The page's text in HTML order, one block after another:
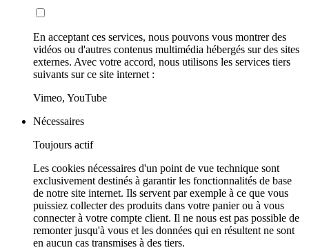
En acceptant ces services, nous pouvons vous montrer des
vidéos ou d'autres contenus multimédia hébergés sur des sites
externes. Avec votre accord, nous utilisons les services tiers
suivants sur ce site internet :
Vimeo, YouTube
Nécessaires
Toujours actif
Les cookies nécessaires d'un point de vue technique sont
exclusivement destinés à garantir les fonctionnalités de base
de notre site internet. Ils servent par exemple à ce que vous
puissiez collecter des produits dans votre panier ou à vous
connecter à votre compte client. Il ne nous est pas possible de
remonter jusqu'à vous et les données qui en résultent ne sont
en aucun cas transmises à des tiers.